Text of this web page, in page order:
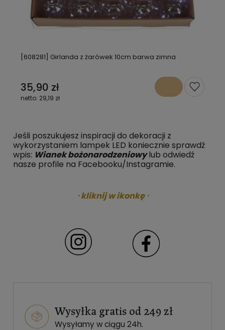
[608281] Girlanda z żarówek 10cm barwa zimna
35,90 zł
29,19 zł
Jeśli poszukujesz inspiracji do dekoracji z
wykorzystaniem lampek LED koniecznie sprawdź
wpis: Wianek bożonarodzeniowylub odwiedź
nasze profile na Facebooku/Instagramie.
⋅ kliknij w ikonkę ⋅
Wysyłka gratis od 249 zł
Wysyłamy w ciągu 24h.